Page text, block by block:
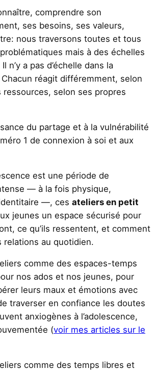
comprendre son
ses besoins, ses valeurs,
nous traversons toutes et tous
mais à des échelles
n’y a pas d’échelle dans la
réagit différemment, selon
ressources, selon ses propres
du partage et à la vulnérabilité
1 de connexion à soi et aux
est une période de
— à la fois physique,
—, ces ateliers en petit
jeunes un espace sécurisé pour
ce qu’ils ressentent, et comment
relations au quotidien.
comme des espaces-temps
nos ados et nos jeunes, pour
leurs maux et émotions avec
traverser en confiance les doutes
anxiogènes à l’adolescence,
(voir mes articles sur le
comme des temps libres et